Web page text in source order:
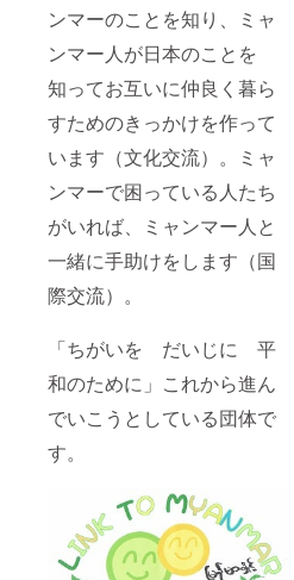
ンマーのことを知り、ミャ
ンマー人が日本のことを
知ってお互いに仲良く暮ら
すためのきっかけを作って
います（文化交流）。ミャ
ンマーで困っている人たち
がいれば、ミャンマー人と
一緒に手助けをします（国
際交流）。
「ちがいを だいじに 平
和のために」これから進ん
でいこうとしている団体で
す。